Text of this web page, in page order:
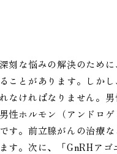
刻な悩みの解決のため
ことがあります。しか
なければなりません。
性ホルモン（アンドロ
す。前立腺がんの治療
す。次に、「GnRHア